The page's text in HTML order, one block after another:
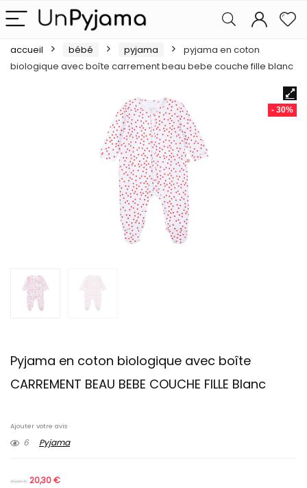
accueil bébé pyjama
pyjama en coton
biologique avec boîte carrement beau bebe couche fille blanc
- 30%
Pyjama en coton biologique avec boîte
CARREMENT BEAU BEBE COUCHE FILLE Blanc
Ajouter votre avis
6 Pyjama
29,00€ 20,30€